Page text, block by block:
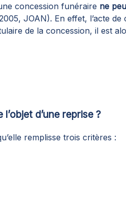
concession funéraire ne
JOAN). En effet, l’acte
de la concession, il est
d’une reprise ?
remplisse trois critères :